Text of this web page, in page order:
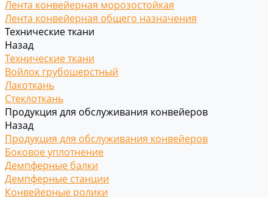
Лента конвейерная морозостойкая
Лента конвейерная общего назначения
Технические ткани
Назад
Технические ткани
Войлок грубошерстный
Лакоткань
Стеклоткань
Продукция для обслуживания конвейеров
Назад
Продукция для обслуживания конвейеров
Боковое уплотнение
Демпферные балки
Демпферные станции
Конвейерные ролики